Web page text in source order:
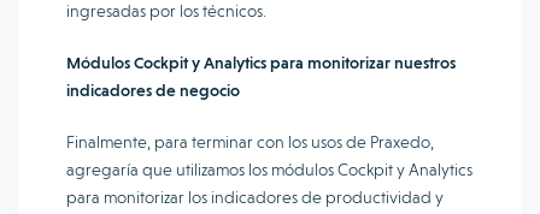
ingresadas por los técnicos.
Módulos Cockpit y Analytics para monitorizar nuestros
indicadores de negocio
Finalmente, para terminar con los usos de Praxedo,
agregaría que utilizamos los módulos Cockpit y Analytics
para monitorizar los indicadores de productividad y